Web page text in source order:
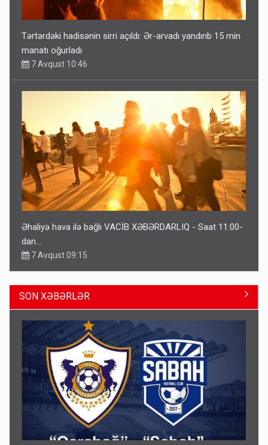
Tərtərdəki hadisənin sirri açıldı: Ər-arvadı yandırıb 15 min
manatı oğurladı
7 Avqust 10:46
Əhaliyə hava ilə bağlı VACİB XƏBƏRDARLIQ - Saat 11:00-
dan…
7 Avqust 09:15
Gedişi var, dönüşü yox: Bakı-Tbilisi-Bakı qatarına bilet
satışından böyük narazılıq
SON XƏBƏRLƏR